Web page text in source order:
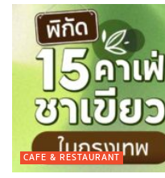
CAFE & RESTAURANT